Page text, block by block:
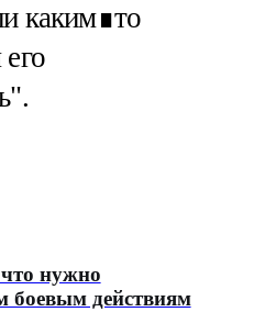
каким∎то
нужно
боевым действиям